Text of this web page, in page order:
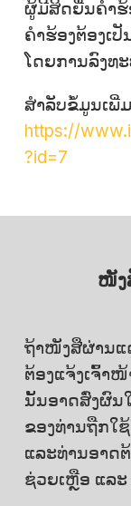
ຜູ້ມີສິດຍື່ນຄຳຮ້
ຄຳຮ້ອງຕ້ອງເ
ໂດຍການລົງທ
ສໍາລັບຂໍ້ມູນເພີ່ມ
https://
?id=7
ໜັງ
ຖ້າໜັງສືຜ່ານແ
ຕ້ອງແຈ້ງເຈົ້າ
ນັ້ນອາດສົ່ງຜົ
ຂອງທ່ານຖືກໃ
ແລະທ່ານອາດ
ຊ່ວຍເຫຼືອ ແລ